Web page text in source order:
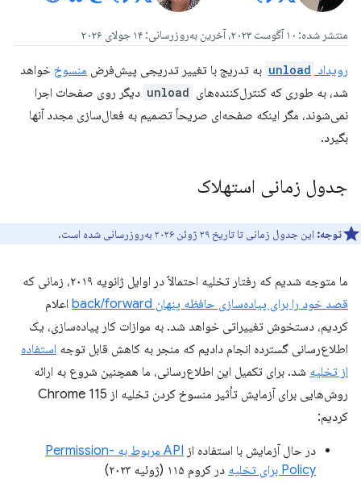
منتشر شده: ۱۰ آگوست ۲۰۲۳، آخرین به‌روزرسانی: ۱۴ جولای ۲۰۲۶
رویداد unload به تدریج با تغییر تدریجی پیش‌فرض منسوخ خواهد
شد، به طوری که کنترل‌کننده‌های unload دیگر روی صفحات اجرا
نمی‌شوند، مگر اینکه صفحه‌ای صریحاً تصمیم به فعال‌سازی مجدد آنها
بگیرد.
جدول زمانی استهلاک
توجه: این جدول زمانی تا تاریخ ۲۹ ژوئن ۲۰۲۶ به‌روزرسانی شده است.
ما متوجه شدیم که رفتار تخلیه احتمالاً در اوایل ژانویه ۲۰۱۹، زمانی که
قصد خود را برای پیاده‌سازی حافظه پنهان back/forward
اعلام
کردیم، دستخوش تغییراتی خواهد شد. به موازات کار پیاده‌سازی، یک
اطلاع‌رسانی گسترده انجام دادیم که منجر به کاهش قابل توجه استفاده
از تخلیه شد. برای تکمیل این اطلاع‌رسانی، ما همچنین شروع به ارائه
روش‌هایی برای آزمایش تأثیر منسوخ کردن تخلیه از Chrome 115
کردیم:
در حال آزمایش با استفاده از
API مربوط به Permission-
Policy برای تخلیه
در کروم ۱۱۵ (ژوئیه ۲۰۲۳)